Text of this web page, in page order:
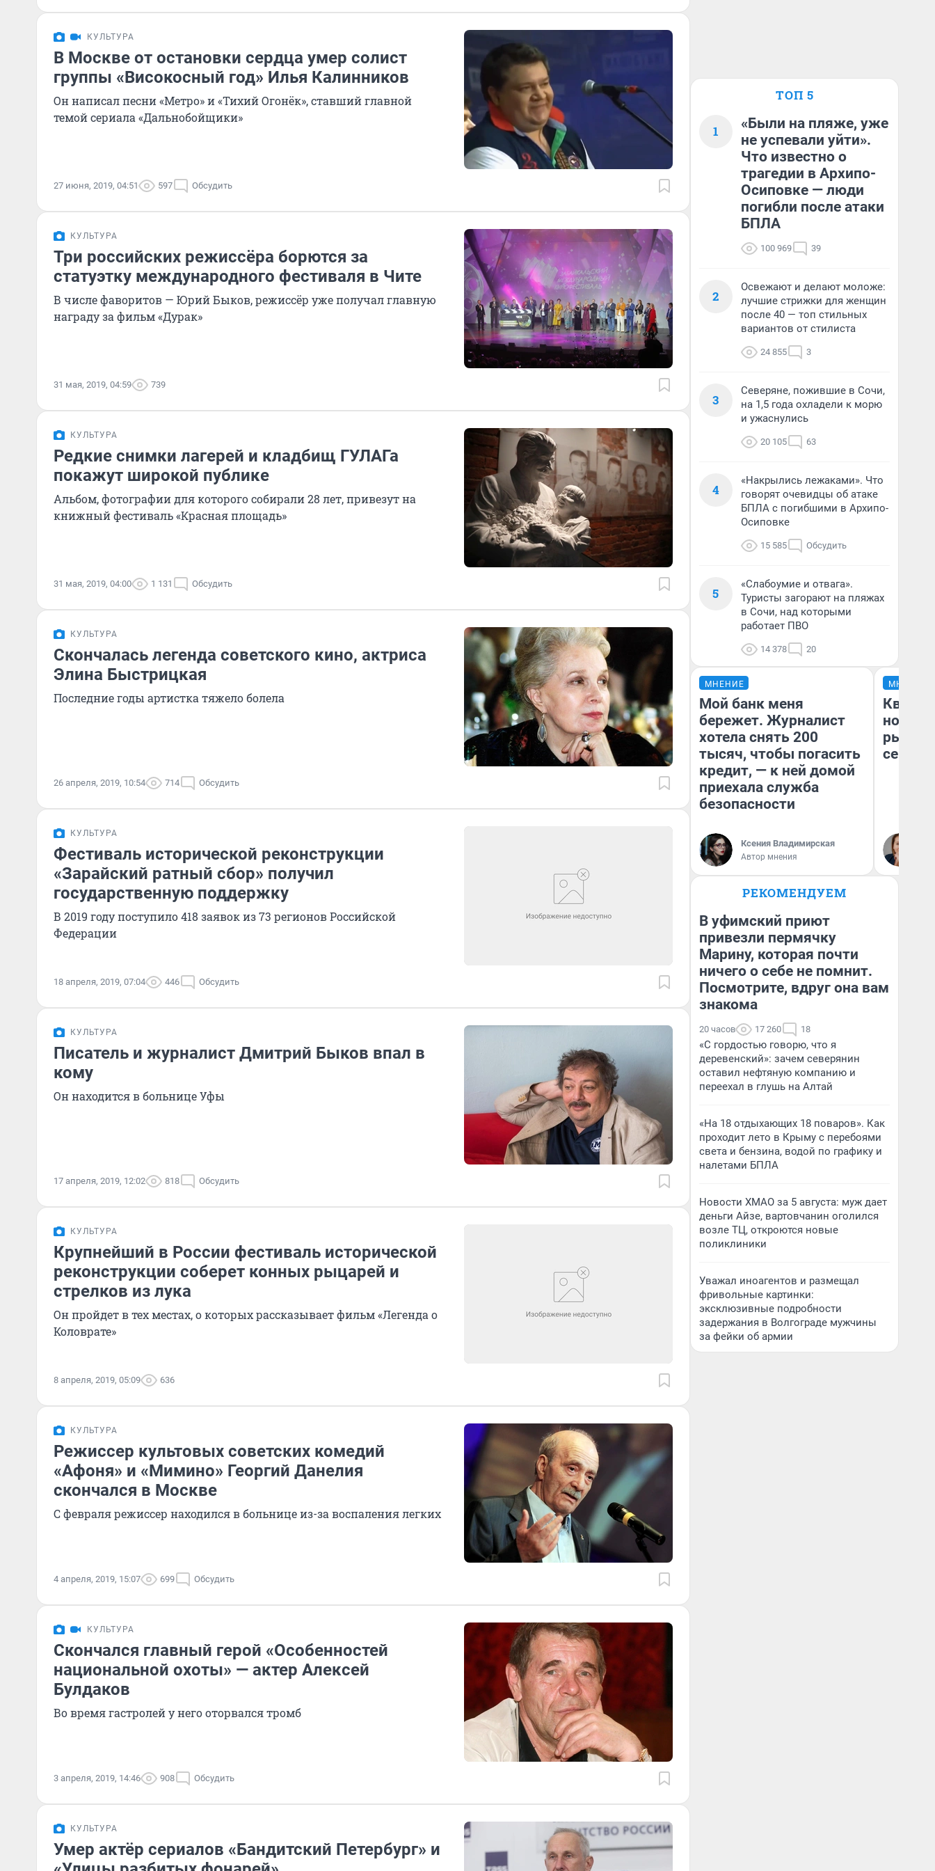
КУЛЬТУРА
В Москве от остановки сердца умер солист
группы «Високосный год» Илья Калинников
Он написал песни «Метро» и «Тихий Огонёк», ставший главной
темой сериала «Дальнобойщики»
27 июня, 2019, 04:51 597 Обсудить
КУЛЬТУРА
Три российских режиссёра борются за
статуэтку международного фестиваля в Чите
В числе фаворитов — Юрий Быков, режиссёр уже получал главную
награду за фильм «Дурак»
31 мая, 2019, 04:59 739
КУЛЬТУРА
Редкие снимки лагерей и кладбищ ГУЛАГа
покажут широкой публике
Альбом, фотографии для которого собирали 28 лет, привезут на
книжный фестиваль «Красная площадь»
31 мая, 2019, 04:00 1 131 Обсудить
КУЛЬТУРА
Скончалась легенда советского кино, актриса
Элина Быстрицкая
Последние годы артистка тяжело болела
26 апреля, 2019, 10:54 714 Обсудить
КУЛЬТУРА
Фестиваль исторической реконструкции
«Зарайский ратный сбор» получил
государственную поддержку
В 2019 году поступило 418 заявок из 73 регионов Российской
Федерации
18 апреля, 2019, 07:04 446 Обсудить
КУЛЬТУРА
Писатель и журналист Дмитрий Быков впал в
кому
Он находится в больнице Уфы
17 апреля, 2019, 12:02 818 Обсудить
КУЛЬТУРА
Крупнейший в России фестиваль исторической
реконструкции соберет конных рыцарей и
стрелков из лука
Он пройдет в тех местах, о которых рассказывает фильм «Легенда о
Коловрате»
8 апреля, 2019, 05:09 636
КУЛЬТУРА
Режиссер культовых советских комедий
«Афоня» и «Мимино» Георгий Данелия
скончался в Москве
С февраля режиссер находился в больнице из-за воспаления легких
4 апреля, 2019, 15:07 699 Обсудить
КУЛЬТУРА
Скончался главный герой «Особенностей
национальной охоты» — актер Алексей
Булдаков
Во время гастролей у него оторвался тромб
3 апреля, 2019, 14:46 908 Обсудить
КУЛЬТУРА
Умер актёр сериалов «Бандитский Петербург» и
ТОП 5
1
«Были на пляже, уже
не успевали уйти».
Что известно о
трагедии в Архипо-
Осиповке — люди
погибли после атаки
БПЛА
100 969 39
2
Освежают и делают моложе:
лучшие стрижки для женщин
после 40 — топ стильных
вариантов от стилиста
24 855 3
3
Северяне, пожившие в Сочи,
на 1,5 года охладели к морю
и ужаснулись
20 105 63
4
«Накрылись лежаками». Что
говорят очевидцы об атаке
БПЛА с погибшими в Архипо-
Осиповке
15 585 Обсудить
5
«Слабоумие и отвага».
Туристы загорают на пляжах
в Сочи, над которыми
работает ПВО
14 378 20
МНЕНИЕ
Мой банк меня
бережет. Журналист
хотела снять 200
тысяч, чтобы погасить
кредит, — к ней домой
приехала служба
безопасности
Ксения Владимирская
Автор мнения
МНЕНИЕ
но
рынок
РЕКОМЕНДУЕМ
В уфимский приют
привезли пермячку
Марину, которая почти
ничего о себе не помнит.
Посмотрите, вдруг она вам
знакома
20 часов 17 260 18
«С гордостью говорю, что я
деревенский»: зачем северянин
оставил нефтяную компанию и
переехал в глушь на Алтай
«На 18 отдыхающих 18 поваров». Как
проходит лето в Крыму с перебоями
света и бензина, водой по графику и
налетами БПЛА
Новости ХМАО за 5 августа: муж дает
деньги Айзе, вартовчанин оголился
возле ТЦ, откроются новые
поликлиники
Уважал иноагентов и размещал
фривольные картинки:
эксклюзивные подробности
задержания в Волгограде мужчины
за фейки об армии